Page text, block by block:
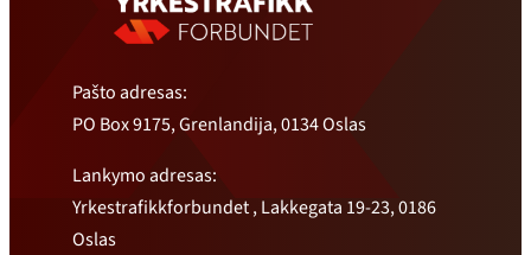
Pašto adresas:
PO Box 9175, Grenlandija, 0134 Oslas
Lankymo adresas:
Yrkestrafikkforbundet , Lakkegata 19-23, 0186
Oslas